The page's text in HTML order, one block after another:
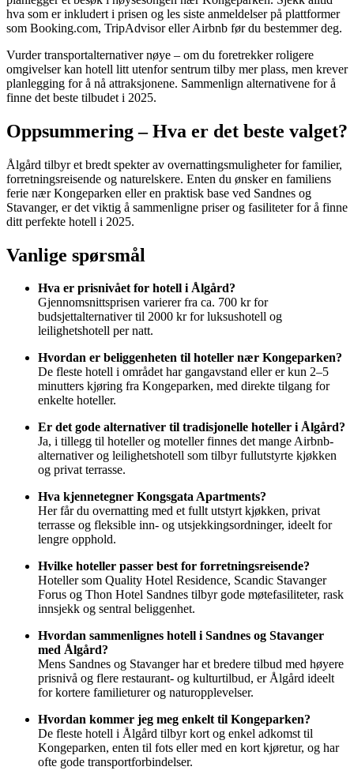
hva som er inkludert i prisen og les siste anmeldelser på plattformer
som Booking.com, TripAdvisor eller Airbnb før du bestemmer deg.
Vurder transportalternativer nøye – om du foretrekker roligere
omgivelser kan hotell litt utenfor sentrum tilby mer plass, men krever
planlegging for å nå attraksjonene. Sammenlign alternativene for å
finne det beste tilbudet i 2025.
Oppsummering – Hva er det beste valget?
Ålgård tilbyr et bredt spekter av overnattingsmuligheter for familier,
forretningsreisende og naturelskere. Enten du ønsker en familiens
ferie nær Kongeparken eller en praktisk base ved Sandnes og
Stavanger, er det viktig å sammenligne priser og fasiliteter for å finne
ditt perfekte hotell i 2025.
Vanlige spørsmål
Hva er prisnivået for hotell i Ålgård?
Gjennomsnittsprisen varierer fra ca. 700 kr for
budsjettalternativer til 2000 kr for luksushotell og
leilighetshotell per natt.
Hvordan er beliggenheten til hoteller nær Kongeparken?
De fleste hotell i området har gangavstand eller er kun 2–5
minutters kjøring fra Kongeparken, med direkte tilgang for
enkelte hoteller.
Er det gode alternativer til tradisjonelle hoteller i Ålgård?
Ja, i tillegg til hoteller og moteller finnes det mange Airbnb-
alternativer og leilighetshotell som tilbyr fullutstyrte kjøkken
og privat terrasse.
Hva kjennetegner Kongsgata Apartments?
Her får du overnatting med et fullt utstyrt kjøkken, privat
terrasse og fleksible inn- og utsjekkingsordninger, ideelt for
lengre opphold.
Hvilke hoteller passer best for forretningsreisende?
Hoteller som Quality Hotel Residence, Scandic Stavanger
Forus og Thon Hotel Sandnes tilbyr gode møtefasiliteter, rask
innsjekk og sentral beliggenhet.
Hvordan sammenlignes hotell i Sandnes og Stavanger
med Ålgård?
Mens Sandnes og Stavanger har et bredere tilbud med høyere
prisnivå og flere restaurant- og kulturtilbud, er Ålgård ideelt
for kortere familieturer og naturopplevelser.
Hvordan kommer jeg meg enkelt til Kongeparken?
De fleste hotell i Ålgård tilbyr kort og enkel adkomst til
Kongeparken, enten til fots eller med en kort kjøretur, og har
ofte gode transportforbindelser.